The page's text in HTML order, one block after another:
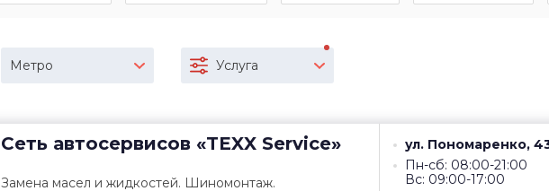
Метро Услуга
Сеть автосервисов «TEXX Service»
ул. Пономаренко,
Пн-сб: 08:00-21:00
Вс: 09:00-17:00
Замена масел и жидкостей. Шиномонтаж.